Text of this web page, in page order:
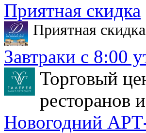
Приятная скидка
Приятная
Завтраки с 8:00
Торговый
ресторанов
Новогодний